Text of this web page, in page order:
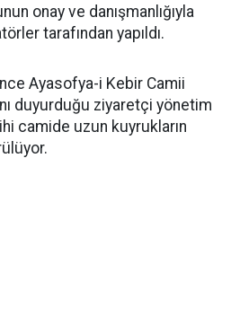
onay ve danışmanlığıyla
tarafından yapıldı.
Ayasofya-i Kebir Camii
duyurduğu ziyaretçi yönetim
camide uzun kuyrukların